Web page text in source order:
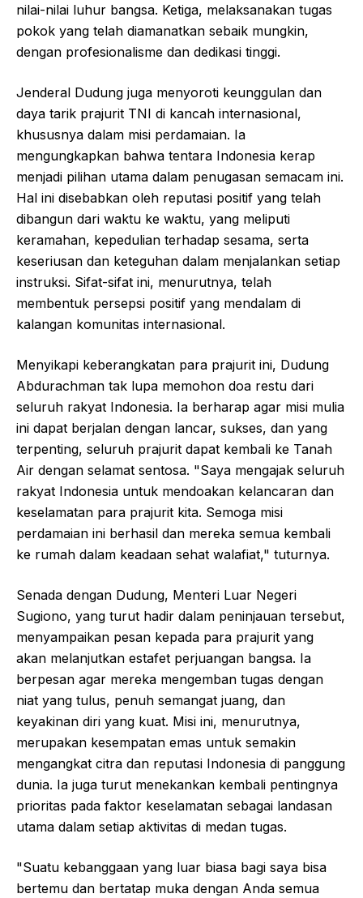
nilai-nilai luhur bangsa. Ketiga, melaksanakan tugas
pokok yang telah diamanatkan sebaik mungkin,
dengan profesionalisme dan dedikasi tinggi.
Jenderal Dudung juga menyoroti keunggulan dan
daya tarik prajurit TNI di kancah internasional,
khususnya dalam misi perdamaian. Ia
mengungkapkan bahwa tentara Indonesia kerap
menjadi pilihan utama dalam penugasan semacam ini.
Hal ini disebabkan oleh reputasi positif yang telah
dibangun dari waktu ke waktu, yang meliputi
keramahan, kepedulian terhadap sesama, serta
keseriusan dan keteguhan dalam menjalankan setiap
instruksi. Sifat-sifat ini, menurutnya, telah
membentuk persepsi positif yang mendalam di
kalangan komunitas internasional.
Menyikapi keberangkatan para prajurit ini, Dudung
Abdurachman tak lupa memohon doa restu dari
seluruh rakyat Indonesia. Ia berharap agar misi mulia
ini dapat berjalan dengan lancar, sukses, dan yang
terpenting, seluruh prajurit dapat kembali ke Tanah
Air dengan selamat sentosa. "Saya mengajak seluruh
rakyat Indonesia untuk mendoakan kelancaran dan
keselamatan para prajurit kita. Semoga misi
perdamaian ini berhasil dan mereka semua kembali
ke rumah dalam keadaan sehat walafiat," tuturnya.
Senada dengan Dudung, Menteri Luar Negeri
Sugiono, yang turut hadir dalam peninjauan tersebut,
menyampaikan pesan kepada para prajurit yang
akan melanjutkan estafet perjuangan bangsa. Ia
berpesan agar mereka mengemban tugas dengan
niat yang tulus, penuh semangat juang, dan
keyakinan diri yang kuat. Misi ini, menurutnya,
merupakan kesempatan emas untuk semakin
mengangkat citra dan reputasi Indonesia di panggung
dunia. Ia juga turut menekankan kembali pentingnya
prioritas pada faktor keselamatan sebagai landasan
utama dalam setiap aktivitas di medan tugas.
"Suatu kebanggaan yang luar biasa bagi saya bisa
bertemu dan bertatap muka dengan Anda semua